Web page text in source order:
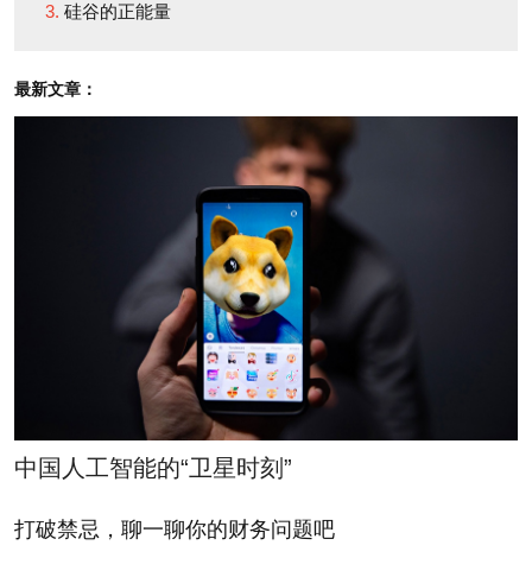
得神经兮兮到可笑，但老师说：放轻松，不要管，各
种念头随它去，只要把注意力放在这颗葡萄就好。
一切做完之后你会真的感受到这颗小小葡萄的来之
不易，它所蕴含的生命力。到了最后的品尝环节，当
老师要求我们就好像从来没有吃过葡萄那样去品尝这
颗葡萄时——对我这种习惯论斤吃葡萄的人来说这还
真是挺困难的，但尝试这样去做就确实感受到了一点
小小的奇迹。一切都从慢下来开始。慢慢的把这个物
体放在嘴里，注意一下口里什么时候开始有口水。用
舌头去感受它的肌理——原来葡萄皮和葡萄肉是完全
硅谷的正能量
最新文章：
中国人工智能的“卫星时刻”
打破禁忌，聊一聊你的财务问题吧